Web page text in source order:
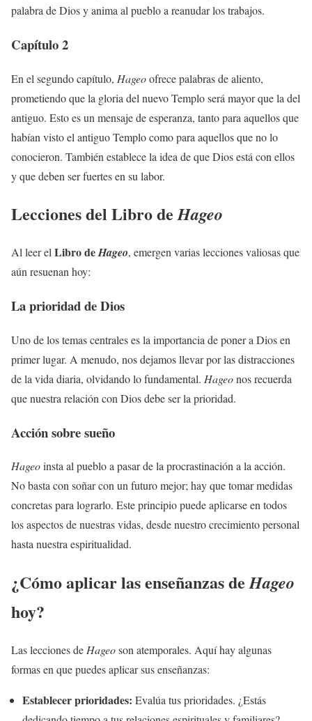
palabra de Dios y anima al pueblo a reanudar los trabajos.
Capítulo 2
En el segundo capítulo, Hageoofrece palabras de aliento,
prometiendo que la gloria del nuevo Templo será mayor que la del
antiguo. Esto es un mensaje de esperanza, tanto para aquellos que
habían visto el antiguo Templo como para aquellos que no lo
conocieron. También establece la idea de que Dios está con ellos
y que deben ser fuertes en su labor.
Lecciones del Libro deHageo
Al leer elLibro deHageo, emergen varias lecciones valiosas que
aún resuenan hoy:
La prioridad de Dios
Uno de los temas centrales es la importancia de poner a Dios en
primer lugar. A menudo, nos dejamos llevar por las distracciones
de la vida diaria, olvidando lo fundamental. Hageonos recuerda
que nuestra relación con Dios debe ser la prioridad.
Acción sobre sueño
Hageoinsta al pueblo a pasar de la procrastinación a la acción.
No basta con soñar con un futuro mejor; hay que tomar medidas
concretas para lograrlo. Este principio puede aplicarse en todos
los aspectos de nuestras vidas, desde nuestro crecimiento personal
hasta nuestra espiritualidad.
¿Cómo aplicar las enseñanzas deHageo
hoy?
Las lecciones de Hageoson atemporales. Aquí hay algunas
formas en que puedes aplicar sus enseñanzas:
Establecer prioridades: Evalúa tus prioridades. ¿Estás